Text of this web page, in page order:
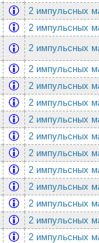
2 импульсных
2 импульсных
2 импульсных
2 импульсных
2 импульсных
2 импульсных
2 импульсных
2 импульсных
2 импульсных
2 импульсных
2 импульсных
2 импульсных
2 импульсных
2 импульсных